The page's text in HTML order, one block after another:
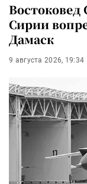
Востоковед
Сирии
Дамаск
9 августа 2026, 19:34